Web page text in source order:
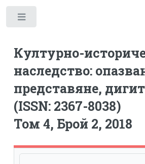
Културно-
наследство:
представяне,
(ISSN: 2367-8038)
Том 4, Брой 2, 2018